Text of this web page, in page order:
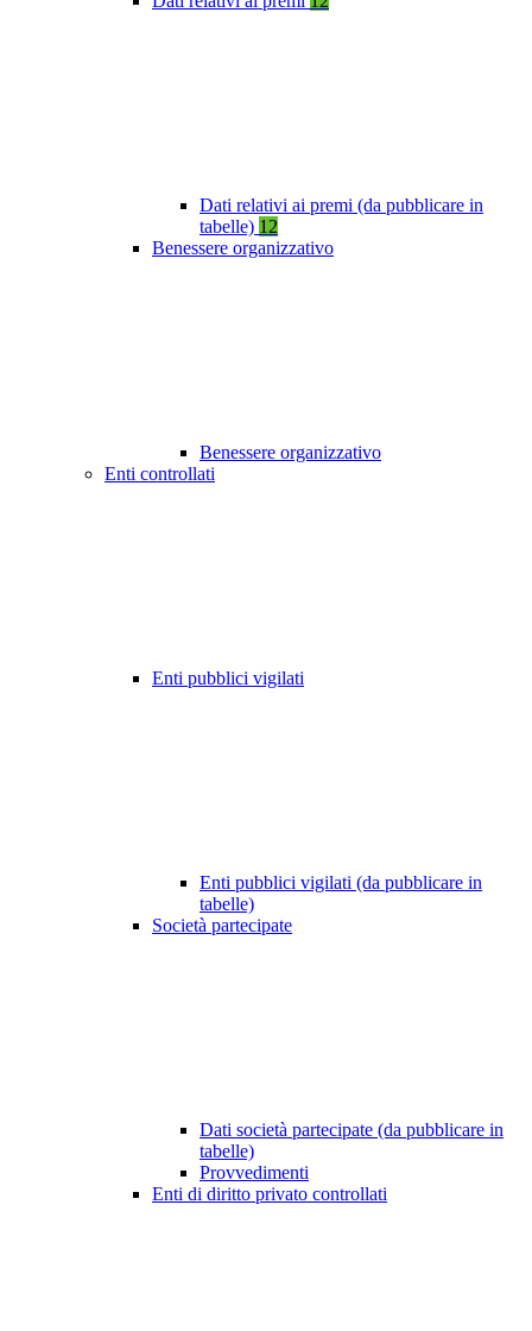
Dati relativi ai premi (da pubblicare in
tabelle) 12
Benessere organizzativo
Benessere organizzativo
Enti controllati
Enti pubblici vigilati
Enti pubblici vigilati (da pubblicare in
tabelle)
Società partecipate
Dati società partecipate (da pubblicare in
tabelle)
Provvedimenti
Enti di diritto privato controllati